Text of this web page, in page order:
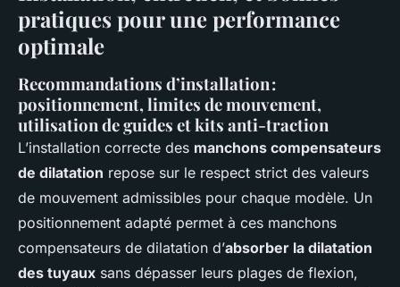
pratiques pour une performance
optimale
Recommandations d’installation :
positionnement, limites de mouvement,
utilisation de guides et kits anti-traction
L’installation correcte des manchons compensateurs
de dilatation repose sur le respect strict des valeurs
de mouvement admissibles pour chaque modèle. Un
positionnement adapté permet à ces manchons
compensateurs de dilatation d’absorber la dilatation
des tuyaux sans dépasser leurs plages de flexion,